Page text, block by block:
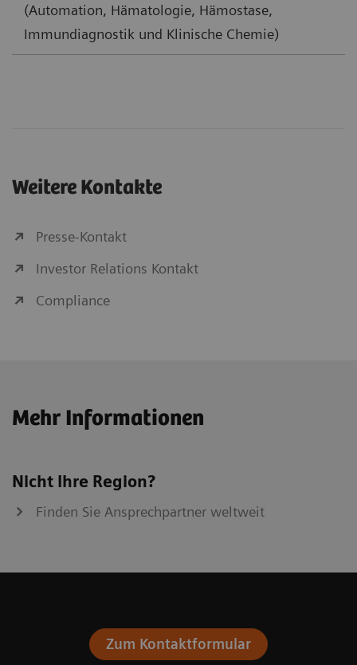
(Automation, Hämatologie, Hämostase,
Immundiagnostik und Klinische Chemie)
Weitere Kontakte
Presse-Kontakt
Investor Relations Kontakt
Compliance
Mehr Informationen
Nicht Ihre Region?
Finden Sie Ansprechpartner weltweit
Zum Kontaktformular